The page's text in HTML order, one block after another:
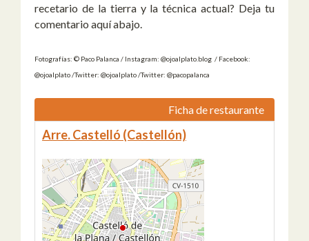
recetario de la tierra y la técnica actual? Deja tu
comentario aquí abajo.
Fotografías: © Paco Palanca / Instagram: @ojoalplato.blog / Facebook:
@ojoalplato /Twitter: @ojoalplato /Twitter: @pacopalanca
Ficha de restaurante
Arre. Castelló (Castellón)